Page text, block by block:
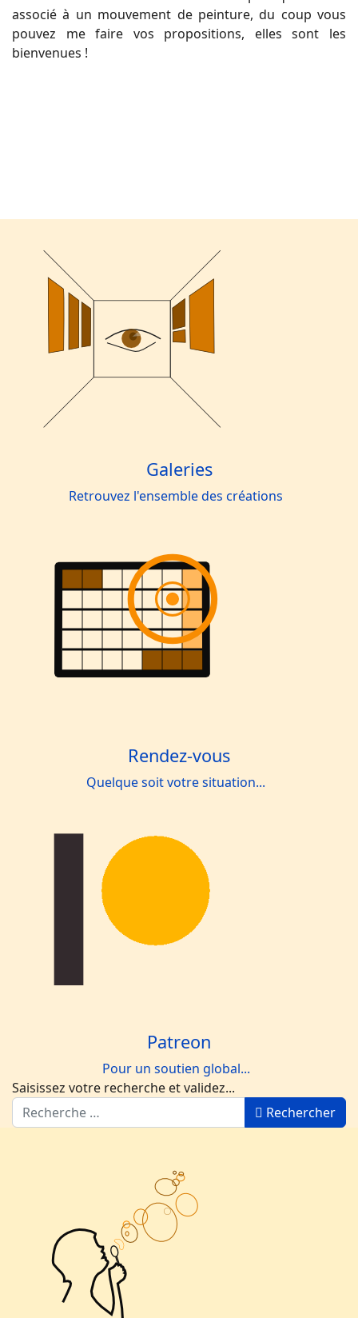
associé à un mouvement de peinture, du coup vous
pouvez me faire vos propositions, elles sont les
bienvenues !
Galeries
Retrouvez l'ensemble des créations
Rendez-vous
Quelque soit votre situation...
Patreon
Pour un soutien global...
Saisissez votre recherche et validez...
Rechercher